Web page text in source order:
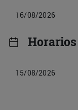
16/08/2026
15/08/2026